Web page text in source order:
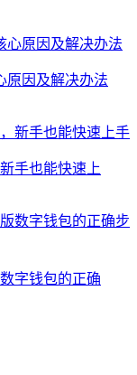
原因及解决办法
手也能快速上
字钱包的正确